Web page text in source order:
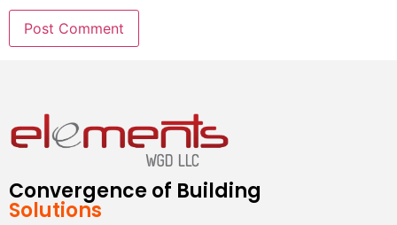
Convergence of Building
Solutions